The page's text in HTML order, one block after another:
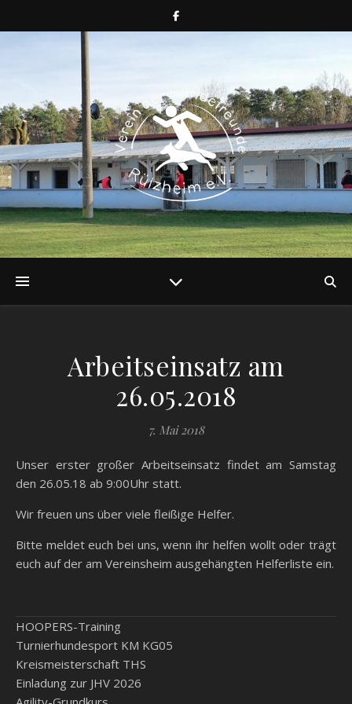
Arbeitseinsatz am
26.05.2018
7. Mai 2018
Unser erster großer Arbeitseinsatz findet am Samstag
den 26.05.18 ab 9:00Uhr statt.
Wir freuen uns über viele fleißige Helfer.
Bitte meldet euch bei uns, wenn ihr helfen wollt oder trägt
euch auf der am Vereinsheim ausgehängten Helferliste ein.
HOOPERS-Training
Turnierhundesport KM KG05
Kreismeisterschaft THS
Einladung zur JHV 2026